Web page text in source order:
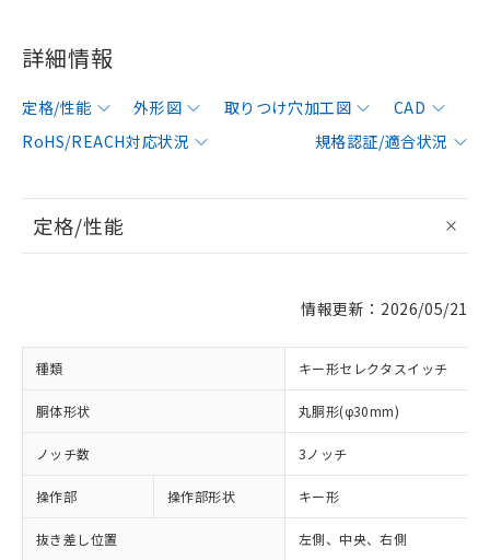
詳細情報
定格/性能 外形図 取りつけ穴加工図
CAD
RoHS/REACH対応状況
規格認証/適合状況
定格/性能
情報更新：2026/05/21
種類 キー形セレクタスイッチ
胴体形状 丸胴形(φ30mm)
ノッチ数 3ノッチ
操作部 操作部形状 キー形
抜き差し位置 左側、中央、右側